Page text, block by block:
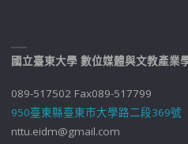
國立臺東大學 數位媒體與文教產業
089-517502 Fax089-517799
950臺東縣臺東市大學路二段369號
nttu.eidm@gmail.com